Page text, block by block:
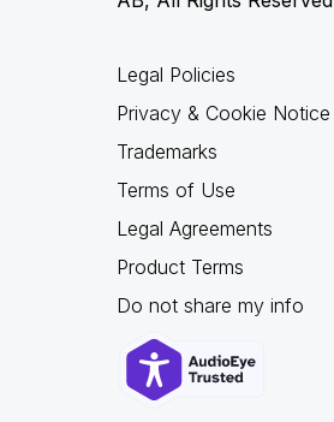
Legal Policies
Privacy & Cookie Notice
Trademarks
Terms of Use
Legal Agreements
Product Terms
Do not share my info